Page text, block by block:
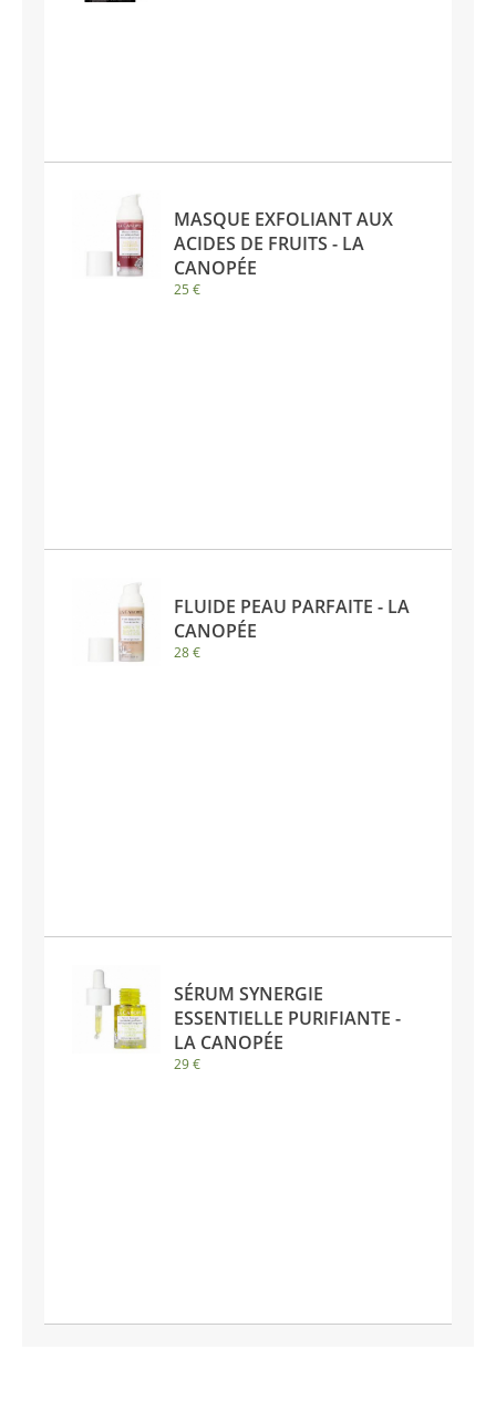
MASQUE EXFOLIANT AUX
ACIDES DE FRUITS - LA
CANOPÉE
25 €
FLUIDE PEAU PARFAITE - LA
CANOPÉE
28 €
SÉRUM SYNERGIE
ESSENTIELLE PURIFIANTE -
LA CANOPÉE
29 €